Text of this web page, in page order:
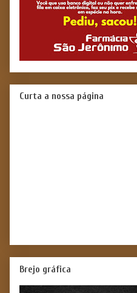
Curta a nossa página
Brejo gráfica